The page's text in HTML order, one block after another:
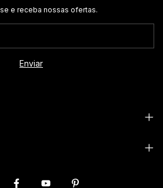
e receba nossas ofertas.